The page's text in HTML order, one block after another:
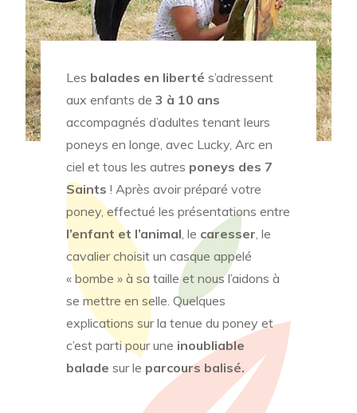
Les balades en liberté s’adressent
aux enfants de3 à 10 ans
accompagnés d’adultes tenant leurs
poneys en longe, avec Lucky, Arc en
ciel et tous les autres poneys des 7
Saints ! Après avoir préparé votre
poney, effectué les présentations entre
l’enfant et l’animal , le caresser , le
cavalier choisit un casque appelé
« bombe » à sa taille et nous l’aidons à
se mettre en selle. Quelques
explications sur la tenue du poney et
c’est parti pour une inoubliable
balade sur le parcours balisé.